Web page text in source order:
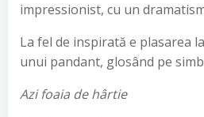
impressionist, cu un
La fel de inspirată e plasarea
unui pandant, glosând pe
Azi foaia de hârtie